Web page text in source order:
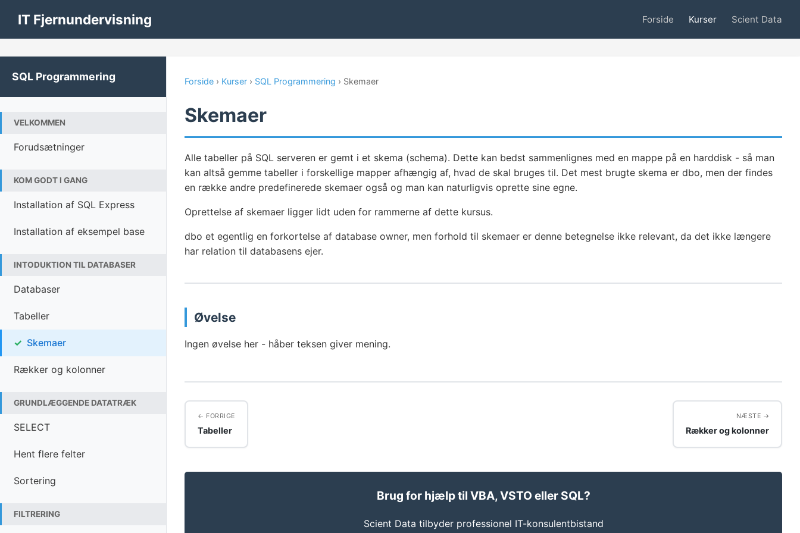
IT Fjernundervisning Forside Kurser Scient Data
SQL Programmering
VELKOMMEN
Forudsætninger
KOM GODT I GANG
Installation af SQL Express
Installation af eksempel base
INTODUKTION TIL DATABASER
Databaser
Tabeller
✓ Skemaer
Rækker og kolonner
GRUNDLÆGGENDE DATATRÆK
SELECT
Hent flere felter
Sortering
FILTRERING
Forside › Kurser › SQL Programmering › Skemaer
Skemaer
Alle tabeller på SQL serveren er gemt i et skema (schema). Dette kan bedst sammenlignes med en mappe på en harddisk - så man
kan altså gemme tabeller i forskellige mapper afhængig af, hvad de skal bruges til. Det mest brugte skema er dbo, men der findes
en række andre predefinerede skemaer også og man kan naturligvis oprette sine egne.
Oprettelse af skemaer ligger lidt uden for rammerne af dette kursus.
dbo et egentlig en forkortelse af database owner, men forhold til skemaer er denne betegnelse ikke relevant, da det ikke længere
har relation til databasens ejer.
Øvelse
Ingen øvelse her - håber teksen giver mening.
FORRIGE
Tabeller
NÆSTE
Rækker og kolonner
Brug for hjælp til VBA, VSTO eller SQL?
Scient Data tilbyder professionel IT-konsulentbistand